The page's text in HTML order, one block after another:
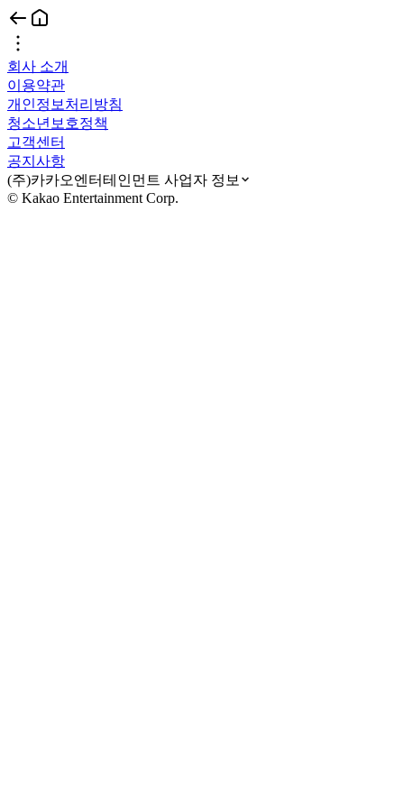
회사 소개
이용약관
개인정보처리방침
청소년보호정책
고객센터
공지사항
(주)카카오엔터테인먼트 사업자 정보
© Kakao Entertainment Corp.